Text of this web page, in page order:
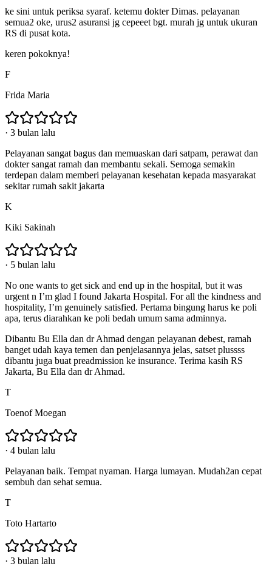
ke sini untuk periksa syaraf. ketemu dokter Dimas. pelayanan
semua2 oke, urus2 asuransi jg cepeeet bgt. murah jg untuk ukuran
RS di pusat kota.
keren pokoknya!
F
Frida Maria
· 3 bulan lalu
Pelayanan sangat bagus dan memuaskan dari satpam, perawat dan
dokter sangat ramah dan membantu sekali. Semoga semakin
terdepan dalam memberi pelayanan kesehatan kepada masyarakat
sekitar rumah sakit jakarta
K
Kiki Sakinah
· 5 bulan lalu
No one wants to get sick and end up in the hospital, but it was
urgent n I’m glad I found Jakarta Hospital. For all the kindness and
hospitality, I’m genuinely satisfied. Pertama bingung harus ke poli
apa, terus diarahkan ke poli bedah umum sama adminnya.
Dibantu Bu Ella dan dr Ahmad dengan pelayanan debest, ramah
banget udah kaya temen dan penjelasannya jelas, satset plussss
dibantu juga buat preadmission ke insurance. Terima kasih RS
Jakarta, Bu Ella dan dr Ahmad.
T
Toenof Moegan
· 4 bulan lalu
Pelayanan baik. Tempat nyaman. Harga lumayan. Mudah2an cepat
sembuh dan sehat semua.
T
Toto Hartarto
· 3 bulan lalu